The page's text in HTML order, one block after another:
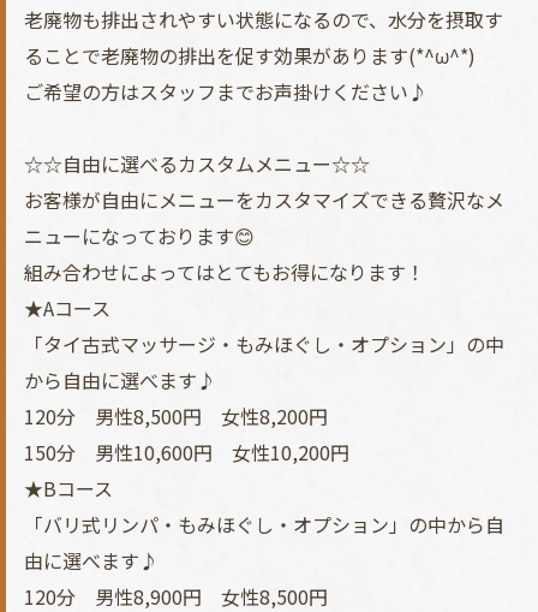
老廃物も排出されやすい状態になるので、水分を摂取す
ることで老廃物の排出を促す効果があります(*^ω^*)
ご希望の方はスタッフまでお声掛けください♪
☆☆自由に選べるカスタムメニュー☆☆
お客様が自由にメニューをカスタマイズできる贅沢なメ
ニューになっております😊
組み合わせによってはとてもお得になります！
★Aコース
「タイ古式マッサージ・もみほぐし・オプション」の中
から自由に選べます♪
120分 男性8,500円 女性8,200円
150分 男性10,600円 女性10,200円
★Bコース
「バリ式リンパ・もみほぐし・オプション」の中から自
由に選べます♪
120分 男性8,900円 女性8,500円